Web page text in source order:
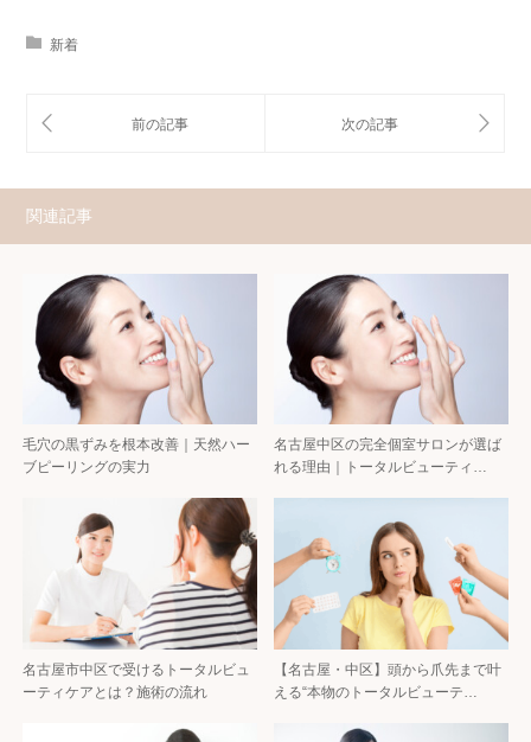
新着
関連記事
毛穴の黒ずみを根本改善｜天然ハー
ブピーリングの実力
名古屋中区の完全個室サロンが選ば
れる理由｜トータルビューティ…
名古屋市中区で受けるトータルビュ
ーティケアとは？施術の流れ
【名古屋・中区】頭から爪先まで叶
える“本物のトータルビューテ…